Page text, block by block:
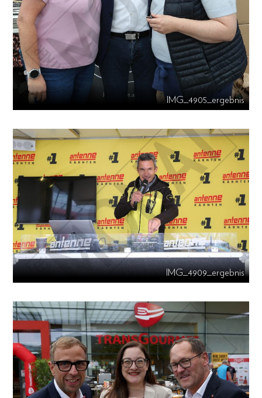
IMG_4905_ergebnis
IMG_4909_ergebnis